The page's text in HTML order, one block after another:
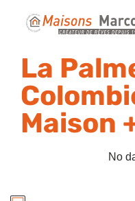
Modèles
Terrains
Valoriser votre terrain
La
Maison
No